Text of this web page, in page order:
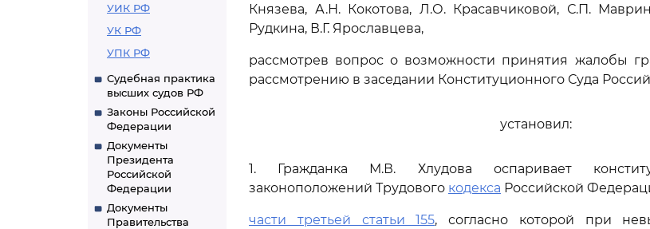
УИК РФ
УК РФ
УПК РФ
Судебная практика
высших судов РФ
Законы Российской
Федерации
Документы
Президента
Российской
Федерации
Документы
Правительства
Князева, А.Н. Кокотова, Л.О. Красавчиковой, С.П.
Рудкина, В.Г. Ярославцева,
рассмотрев вопрос о возможности принятия жалобы
рассмотрению в заседании Конституционного Суда
установил:
1. Гражданка М.В. Хлудова оспаривает
законоположений Трудового кодекса Российской
части третьей статьи 155, согласно которой при